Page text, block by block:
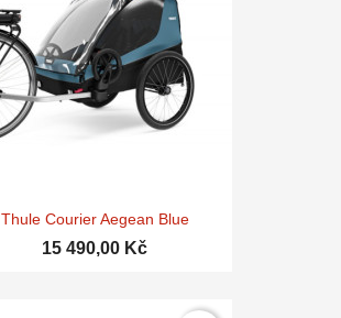
Thule Courier Aegean Blue
15 490,00 Kč